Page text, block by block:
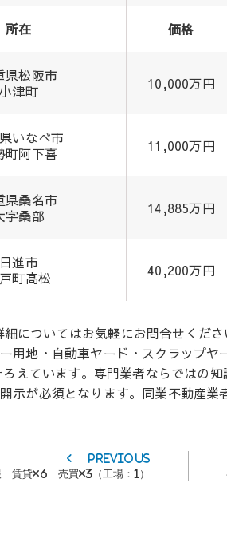
所在 価格
県松阪市
小津町
10,000万円
いなべ市
町阿下喜
11,000万円
県桑名市
字桑部
14,885万円
日進市
町高松
40,200万円
についてはお気軽にお問合せくださ
用地・自動車ヤード・スクラップ
えています。専門業者ならではの知
が必須となります。同業不動産業
PreviousPrevious
賃貸×6 売買×3（工場：1）